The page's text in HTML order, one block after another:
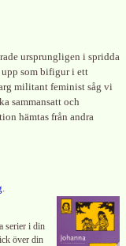
ursprungligen i spridda
upp som bifigur i ett
militant feminist såg vi
sammansatt och
hämtas från andra
.
serier i din
över din